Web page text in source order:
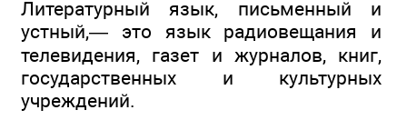
Литературный язык, письменный и
устный,— это язык радиовещания и
телевидения, газет и журналов, книг,
государственных и культурных
учреждений.